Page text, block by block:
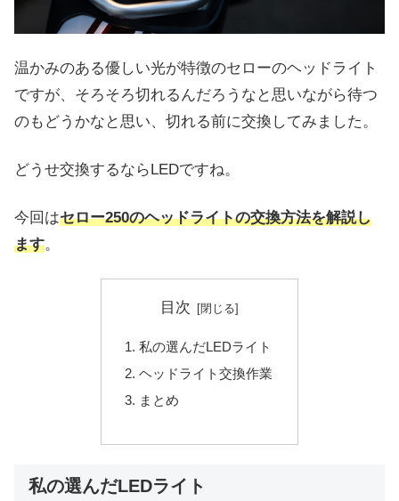
温かみのある優しい光が特徴のセローのヘッドライト
ですが、そろそろ切れるんだろうなと思いながら待つ
のもどうかなと思い、切れる前に交換してみました。
どうせ交換するならLEDですね。
今回はセロー250のヘッドライトの交換方法を解説し
ます。
目次
私の選んだLEDライト
ヘッドライト交換作業
まとめ
私の選んだLEDライト